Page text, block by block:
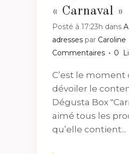
« Carnaval »
Posté à 17:23h dans
adresses par Caroline
Commentaires
0
C’est le moment
dévoiler le
Dégusta Box
aimé tous les
qu’elle contient...